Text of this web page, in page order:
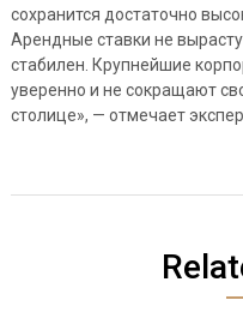
сохранится достаточно
Арендные ставки не
стабилен. Крупнейшие
уверенно и не сокращают
столице», — отмечает